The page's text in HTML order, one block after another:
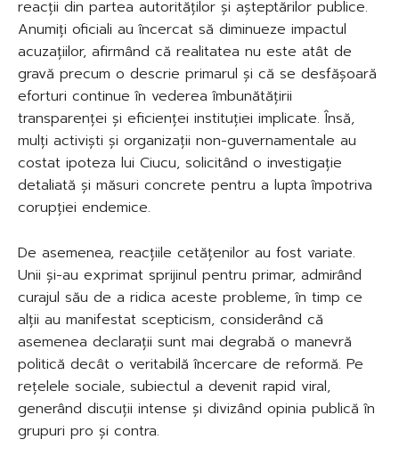
reacții din partea autorităților și așteptărilor publice.
Anumiți oficiali au încercat să diminueze impactul
acuzațiilor, afirmând că realitatea nu este atât de
gravă precum o descrie primarul și că se desfășoară
eforturi continue în vederea îmbunătățirii
transparenței și eficienței instituției implicate. Însă,
mulți activiști și organizații non-guvernamentale au
costat ipoteza lui Ciucu, solicitând o investigație
detaliată și măsuri concrete pentru a lupta împotriva
corupției endemice.
De asemenea, reacțiile cetățenilor au fost variate.
Unii și-au exprimat sprijinul pentru primar, admirând
curajul său de a ridica aceste probleme, în timp ce
alții au manifestat scepticism, considerând că
asemenea declarații sunt mai degrabă o manevră
politică decât o veritabilă încercare de reformă. Pe
rețelele sociale, subiectul a devenit rapid viral,
generând discuții intense și divizând opinia publică în
grupuri pro și contra.